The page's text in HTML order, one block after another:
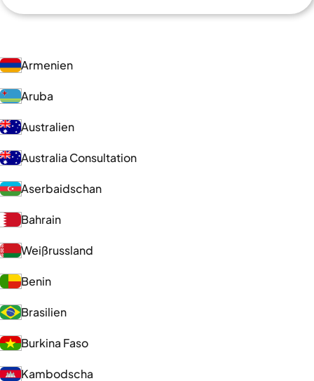
Armenien
Aruba
Australien
Australia Consultation
Aserbaidschan
Bahrain
Weißrussland
Benin
Brasilien
Burkina Faso
Kambodscha